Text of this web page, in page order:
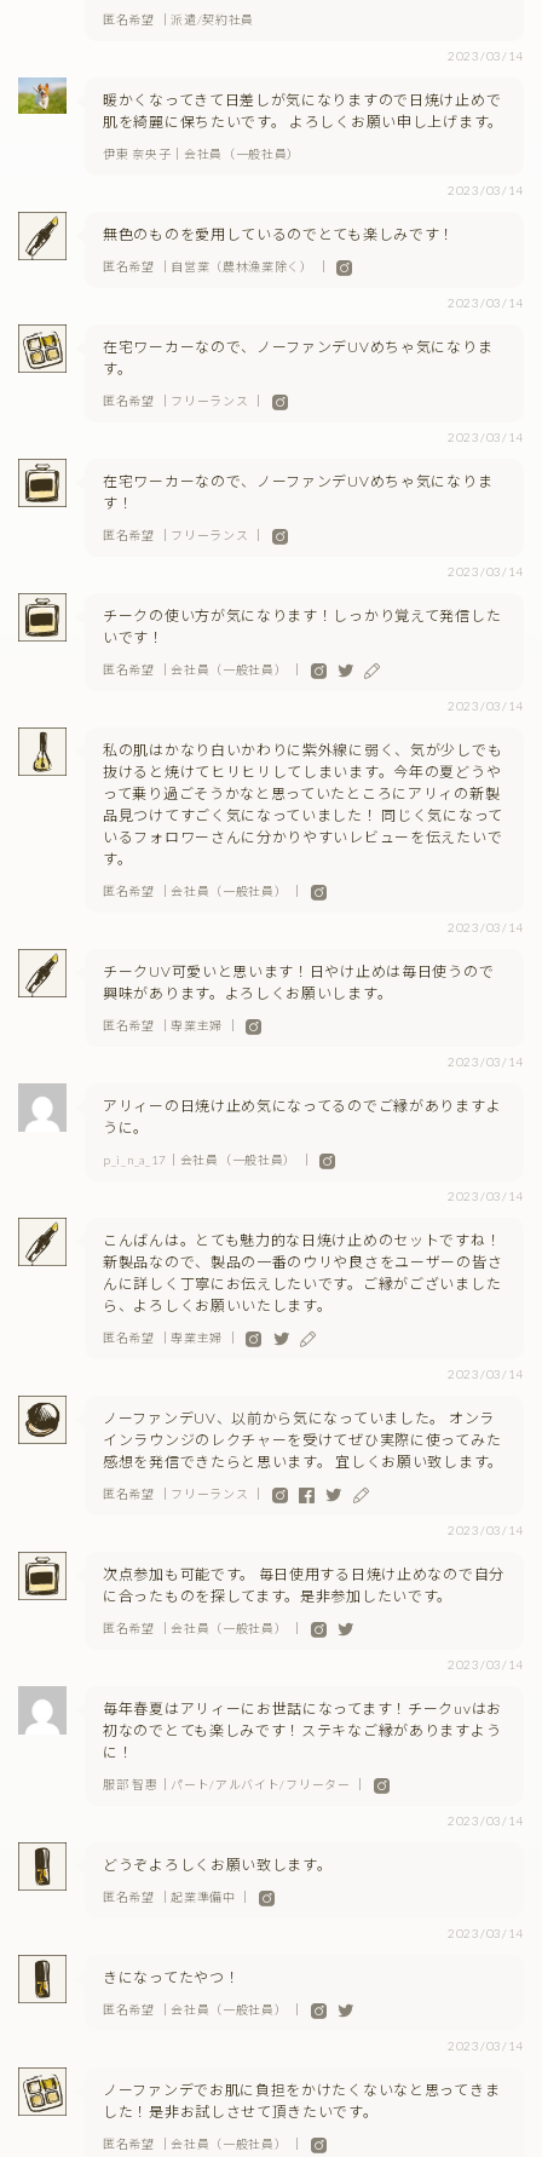
匿名希望 ｜派遣/契約社員
2023/03/14
暖かくなってきて日差しが気になりますので日焼け止めで
肌を綺麗に保ちたいです。 よろしくお願い申し上げます。
伊東 奈央子｜会社員（一般社員）
2023/03/14
無色のものを愛用しているのでとても楽しみです！
匿名希望 ｜自営業（農林漁業除く） ｜
2023/03/14
在宅ワーカーなので、ノーファンデUVめちゃ気になりま
す。
匿名希望 ｜フリーランス ｜
2023/03/14
在宅ワーカーなので、ノーファンデUVめちゃ気になりま
す！
匿名希望 ｜フリーランス ｜
2023/03/14
チークの使い方が気になります！しっかり覚えて発信した
いです！
匿名希望 ｜会社員（一般社員） ｜
2023/03/14
私の肌はかなり白いかわりに紫外線に弱く、気が少しでも
抜けると焼けてヒリヒリしてしまいます。今年の夏どうや
って乗り過ごそうかなと思っていたところにアリィの新製
品見つけてすごく気になっていました！ 同じく気になって
いるフォロワーさんに分かりやすいレビューを伝えたいで
す。
匿名希望 ｜会社員（一般社員） ｜
2023/03/14
チークUV可愛いと思います！日やけ止めは毎日使うので
興味があります。よろしくお願いします。
匿名希望 ｜専業主婦 ｜
2023/03/14
アリィーの日焼け止め気になってるのでご縁がありますよ
うに。
p_i_n_a_17｜会社員（一般社員） ｜
2023/03/14
こんばんは。とても魅力的な日焼け止めのセットですね！
新製品なので、製品の一番のウリや良さをユーザーの皆さ
んに詳しく丁寧にお伝えしたいです。ご縁がございました
ら、よろしくお願いいたします。
匿名希望 ｜専業主婦 ｜
2023/03/14
ノーファンデUV、以前から気になっていました。 オンラ
インラウンジのレクチャーを受けてぜひ実際に使ってみた
感想を発信できたらと思います。 宜しくお願い致します。
匿名希望 ｜フリーランス ｜
2023/03/14
次点参加も可能です。 毎日使用する日焼け止めなので自分
に合ったものを探してます。是非参加したいです。
匿名希望 ｜会社員（一般社員） ｜
2023/03/14
毎年春夏はアリィーにお世話になってます！チークuvはお
初なのでとても楽しみです！ステキなご縁がありますよう
に！
服部 智惠｜パート/アルバイト/フリーター ｜
2023/03/14
どうぞよろしくお願い致します。
匿名希望 ｜起業準備中 ｜
2023/03/14
きになってたやつ！
匿名希望 ｜会社員（一般社員） ｜
2023/03/14
ノーファンデでお肌に負担をかけたくないなと思ってきま
した！是非お試しさせて頂きたいです。
匿名希望 ｜会社員（一般社員） ｜